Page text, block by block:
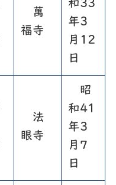
萬
福寺
和33
年3
月12
日
法
眼寺
昭
和41
年3
月7
日